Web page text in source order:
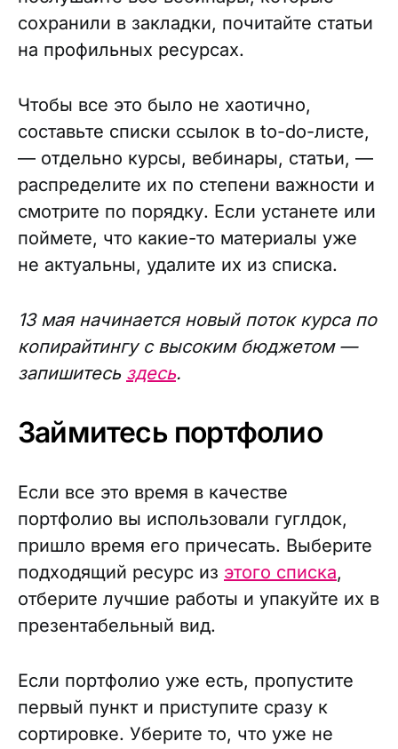
сохранили в закладки, почитайте статьи
на профильных ресурсах.
Чтобы все это было не хаотично,
составьте списки ссылок в to-do-листе,
— отдельно курсы, вебинары, статьи, —
распределите их по степени важности и
смотрите по порядку. Если устанете или
поймете, что какие-то материалы уже
не актуальны, удалите их из списка.
13 мая начинается новый поток курса по
копирайтингу с высоким бюджетом —
запишитесь здесь.
Займитесь портфолио
Если все это время в качестве
портфолио вы использовали гуглдок,
пришло время его причесать. Выберите
подходящий ресурс из этого списка,
отберите лучшие работы и упакуйте их в
презентабельный вид.
Если портфолио уже есть, пропустите
первый пункт и приступите сразу к
сортировке. Уберите то, что уже не